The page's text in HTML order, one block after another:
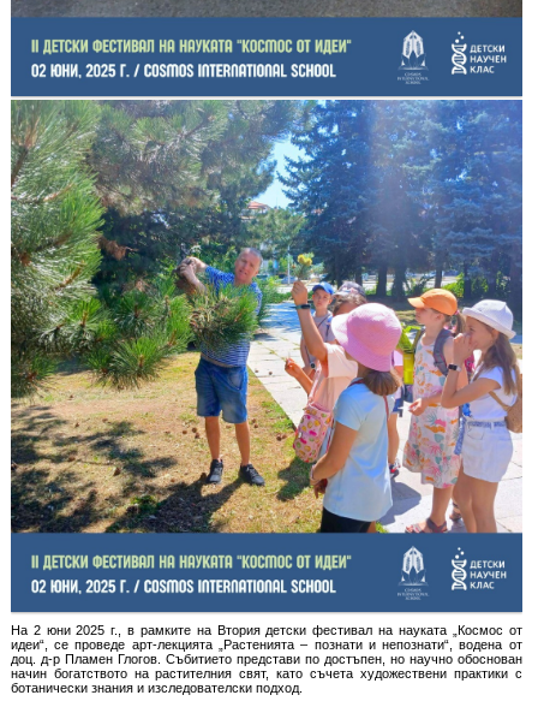
На 2 юни 2025 г., в рамките на Втория детски фестивал на науката „Космос от
идеи“, се проведе арт-лекцията „Растенията – познати и непознати“, водена от
доц. д-р Пламен Глогов. Събитието представи по достъпен, но научно обоснован
начин богатството на растителния свят, като съчета художествени практики с
ботанически знания и изследователски подход.